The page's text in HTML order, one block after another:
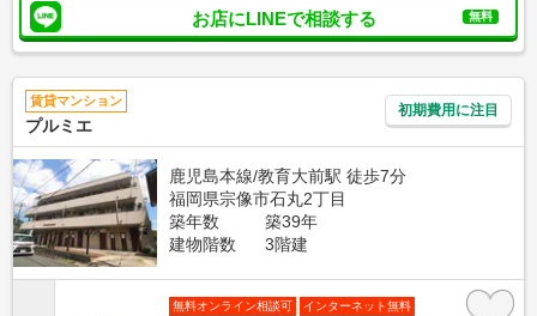
お店にLINEで相談する 無料
賃貸マンション
プルミエ
初期費用に注目
鹿児島本線/教育大前駅 徒歩7分
福岡県宗像市石丸2丁目
築年数
築39年
建物階数
3階建
無料オンライン相談可 インターネット無料